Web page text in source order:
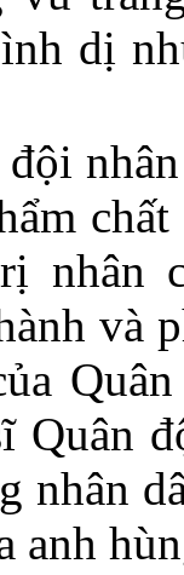
dị
đội
nhân
và
Quân
nhân
anh